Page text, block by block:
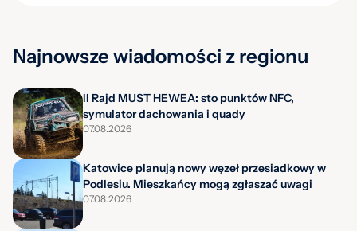
Najnowsze wiadomości z regionu
II Rajd MUST HEWEA: sto punktów NFC,
symulator dachowania i quady
07.08.2026
Katowice planują nowy węzeł przesiadkowy w
Podlesiu. Mieszkańcy mogą zgłaszać uwagi
07.08.2026